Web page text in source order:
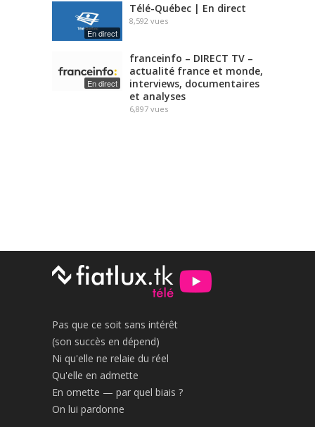
En direct
Télé-Québec | En direct
8,592 vues
En direct
franceinfo – DIRECT TV –
actualité france et monde,
interviews, documentaires
et analyses
6,897 vues
Pas que ce soit sans intérêt
(son succès en dépend)
Ni qu'elle ne relaie du réel
Qu'elle en admette
En omette — par quel biais ?
On lui pardonne